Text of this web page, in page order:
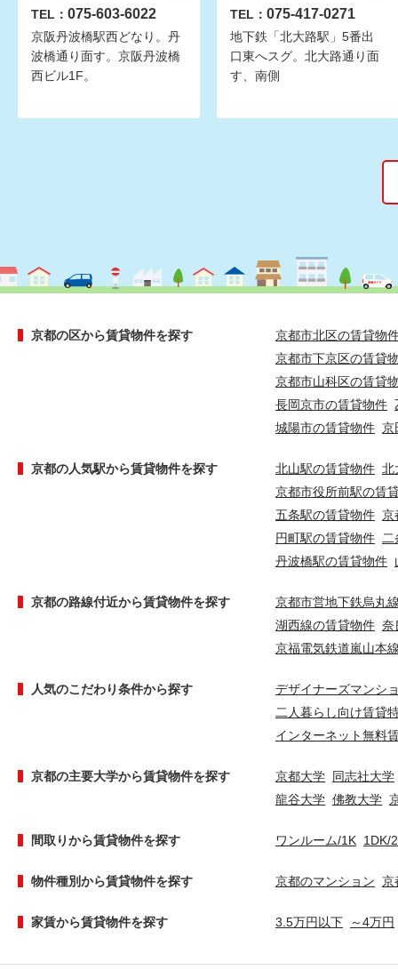
TEL： 075-603-6022
京阪丹波橋駅西どなり。丹
波橋通り面す。京阪丹波橋
西ビル1F。
TEL： 075-417-0271
地下鉄「北大路駅」5番出
口東へスグ。北大路通り面
す、南側
京都の区から賃貸物件を探す
京都市北区の賃貸物
京都市下京区の賃貸
京都市山科区の賃貸
長岡京市の賃貸物件
城陽市の賃貸物件 京
京都の人気駅から賃貸物件を探す 北山駅の賃貸物件 北
京都市役所前駅の賃
五条駅の賃貸物件 京
円町駅の賃貸物件
丹波橋駅の賃貸物件
京都の路線付近から賃貸物件を探す
京都市営地下鉄烏丸
湖西線の賃貸物件 奈
京福電気鉄道嵐山本
人気のこだわり条件から探す
デザイナーズマンシ
二人暮らし向け賃貸
インターネット無料
京都の主要大学から賃貸物件を探す 京都大学 同志社大学
龍谷大学 佛教大学
間取りから賃貸物件を探す ワンルーム/1K 1DK/
物件種別から賃貸物件を探す 京都のマンション 京
家賃から賃貸物件を探す 3.5万円以下 ～4万円